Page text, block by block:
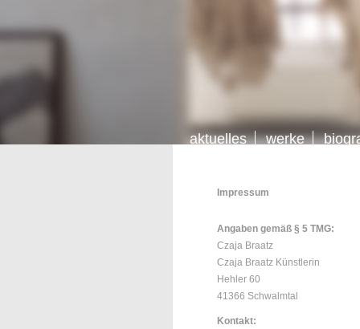
aktuelles werke
Impressum
Angaben gemäß § 5 TMG:
Czaja Braatz
Czaja Braatz Künstlerin
Hehler 60
41366 Schwalmtal
Kontakt: